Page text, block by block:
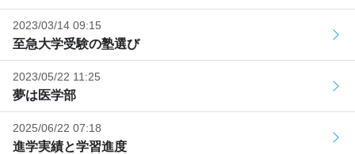
2023/03/14 09:15
至急大学受験の塾選び
2023/05/22 11:25
夢は医学部
2025/06/22 07:18
進学実績と学習進度